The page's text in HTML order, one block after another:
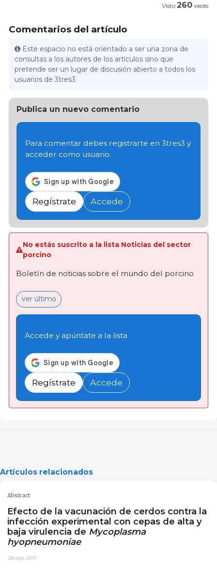
Visto 260 veces
Comentarios del artículo
Este espacio no está orientado a ser una zona de
consultas a los autores de los artículos sino que
pretende ser un lugar de discusión abierto a todos los
usuarios de 3tres3
Publica un nuevo comentario
Para comentar debes registrarte en 3tres3 y
acceder como usuario.
Regístrate Accede
No estás suscrito a la lista Noticias del sector
porcino
Boletín de noticias sobre el mundo del porcino
ver último
Accede y apúntate a la lista
Regístrate Accede
Artículos relacionados
Abstract
Efecto de la vacunación de cerdos contra la
infección experimental con cepas de alta y
baja virulencia de Mycoplasma
hyopneumoniae
28-sep-2011